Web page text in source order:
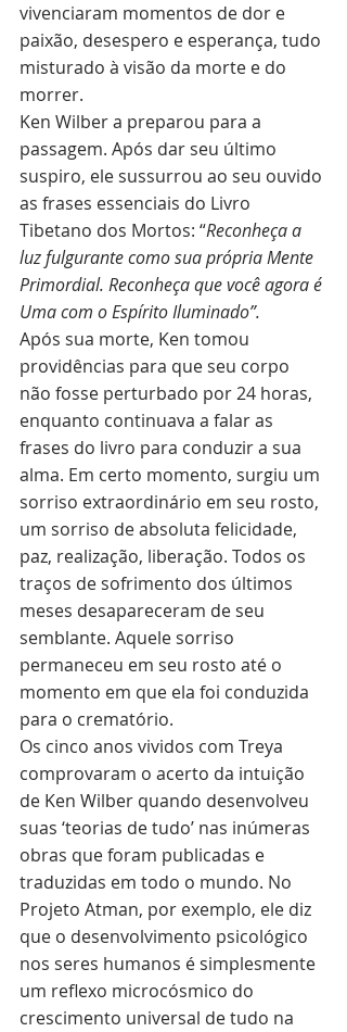
vivenciaram momentos de dor e
paixão, desespero e esperança, tudo
misturado à visão da morte e do
morrer.
Ken Wilber a preparou para a
passagem. Após dar seu último
suspiro, ele sussurrou ao seu ouvido
as frases essenciais do Livro
Tibetano dos Mortos: “Reconheça a
luz fulgurante como sua própria Mente
Primordial. Reconheça que você agora é
Uma com o Espírito Iluminado”.
Após sua morte, Ken tomou
providências para que seu corpo
não fosse perturbado por 24 horas,
enquanto continuava a falar as
frases do livro para conduzir a sua
alma. Em certo momento, surgiu um
sorriso extraordinário em seu rosto,
um sorriso de absoluta felicidade,
paz, realização, liberação. Todos os
traços de sofrimento dos últimos
meses desapareceram de seu
semblante. Aquele sorriso
permaneceu em seu rosto até o
momento em que ela foi conduzida
para o crematório.
Os cinco anos vividos com Treya
comprovaram o acerto da intuição
de Ken Wilber quando desenvolveu
suas ‘teorias de tudo’ nas inúmeras
obras que foram publicadas e
traduzidas em todo o mundo. No
Projeto Atman, por exemplo, ele diz
que o desenvolvimento psicológico
nos seres humanos é simplesmente
um reflexo microcósmico do
crescimento universal de tudo na